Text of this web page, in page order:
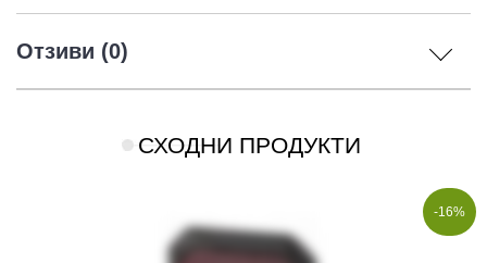
Отзиви (0)
СХОДНИ ПРОДУКТИ
-16%